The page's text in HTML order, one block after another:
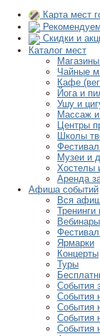
Карта мест
Скидки и
Каталог мест
Чайные
Кафе
Йога и
Ушу и
Массаж
Центры
Школы
Музеи и
Хостелы
Аренда
Афиша событий
Вся
Вебинары
Ярмарки
Концерты
Туры
События
События
События
События
События